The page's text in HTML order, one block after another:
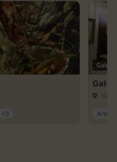
+3
Galería
Arte